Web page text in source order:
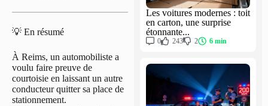
💡 En résumé
À Reims, un automobiliste a
voulu faire preuve de
courtoisie en laissant un autre
conducteur quitter sa place de
stationnement.
Les voitures modernes : toit
en carton, une surprise
étonnante...
0 243 2 6 min